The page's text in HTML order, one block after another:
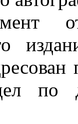
по